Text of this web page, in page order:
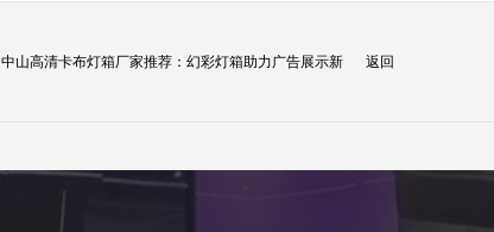
中山高清卡布灯箱厂家推荐：幻彩灯箱助力广告展示新
返回